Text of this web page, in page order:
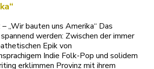
– „Wir bauten uns Amerika“ Das
werden: Zwischen der immer
Epik von
Indie Folk-Pop und solidem
erklimmen Provinz mit ihrem